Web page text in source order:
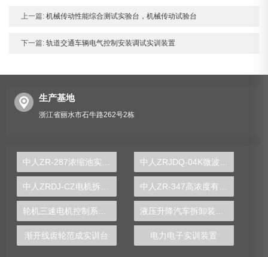
上一篇: 机械传动性能综合测试实验台，机械传动试验台
下一篇: 轨道交通车辆电气控制安装调试实训装置
生产基地
浙江省丽水市石牛路262号2栋
渐开线齿轮范成实训台 电力电子实训装置